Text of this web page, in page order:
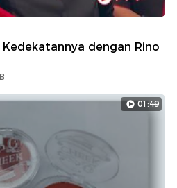
Kedekatannya dengan Rino
01:49